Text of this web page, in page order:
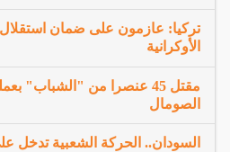
تركيا: عازمون على ضمان
الأوكرانية
مقتل 45 عنصرا من "الشباب"
الصومال
السودان.. الحركة الشعبية تدخل